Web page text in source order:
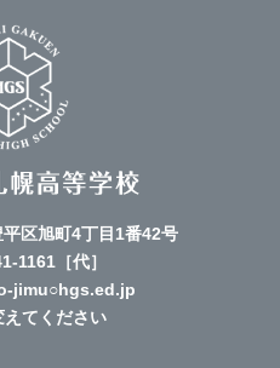
区旭町4丁目1番42号
1161 ［代］
jimu○hgs.ed.jp
てください